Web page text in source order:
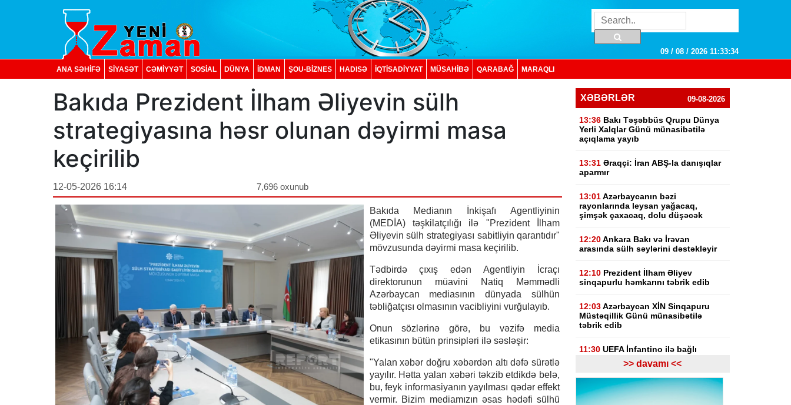
09 / 08 / 2026 11:33:35
ANA SƏHİFƏ SİYASƏT CƏMİYYƏT SOSIAL DÜNYA İDMAN ŞOU-BİZNES HADISƏ İQTISADIYYAT MÜSAHİBƏ QARABAĞ MARAQLI
Bakıda Prezident İlham Əliyevin sülh
strategiyasına həsr olunan dəyirmi masa
keçirilib
12-05-2026 16:14 7,696 oxunub
Bakıda Medianın İnkişafı Agentliyinin
(MEDİA) təşkilatçılığı ilə "Prezident İlham
Əliyevin sülh strategiyası sabitliyin qarantıdır"
mövzusunda dəyirmi masa keçirilib.
Tədbirdə çıxış edən Agentliyin İcraçı
direktorunun müavini Natiq Məmmədli
Azərbaycan mediasının dünyada sülhün
təbliğatçısı olmasının vacibliyini vurğulayıb.
Onun sözlərinə görə, bu vəzifə media
etikasının bütün prinsipləri ilə səsləşir:
"Yalan xəbər doğru xəbərdən altı dəfə sürətlə
yayılır. Hətta yalan xəbəri təkzib etdikdə belə,
bu, feyk informasiyanın yayılması qədər effekt
vermir. Bizim mediamızın əsas hədəfi sülhü
XƏBƏRLƏR 09-08-2026
13:36 Bakı Təşəbbüs Qrupu Dünya
Yerli Xalqlar Günü münasibətilə
açıqlama yayıb
13:31 Əraqçi: İran ABŞ-la danışıqlar
aparmır
13:01 Azərbaycanın bəzi
rayonlarında leysan yağacaq,
şimşək çaxacaq, dolu düşəcək
12:20 Ankara Bakı və İrəvan
arasında sülh səylərini dəstəkləyir
12:10 Prezident İlham Əliyev
sinqapurlu həmkarını təbrik edib
12:03 Azərbaycan XİN Sinqapuru
Müstəqillik Günü münasibətilə
təbrik edib
11:30 UEFA İnfantino ilə bağlı
araşdırmaya hazırlaşır
"Inter Mayami" Neymarı
heyətinə qatmaq istəyir
>> davamı <<